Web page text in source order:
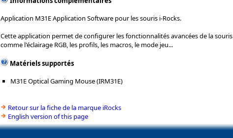
Application M31E Application Software pour les souris i-Rocks.
Cette application permet de configurer les fonctionnalités avancées de la souris
comme l'éclairage RGB, les profils, les macros, le mode jeu...
Matériels supportés
M31E Optical Gaming Mouse (IRM31E)
Retour sur la fiche de la marque iRocks
English version of this page